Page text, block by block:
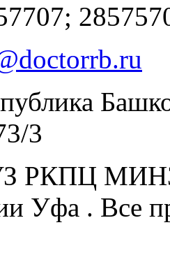
3
РКПЦ
Уфа . Все